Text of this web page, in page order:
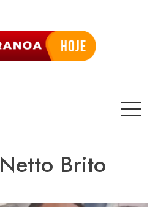
Netto Brito